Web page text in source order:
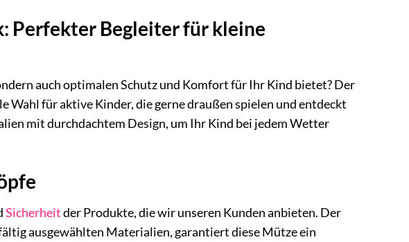
Perfekter Begleiter für kleine
auch optimalen Schutz und Komfort für Ihr Kind bietet? Der
Wahl für aktive Kinder, die gerne draußen spielen und entdeckt
mit durchdachtem Design, um Ihr Kind bei jedem Wetter
Sicherheitder Produkte, die wir unseren Kunden anbieten. Der
ausgewählten Materialien, garantiert diese Mütze ein